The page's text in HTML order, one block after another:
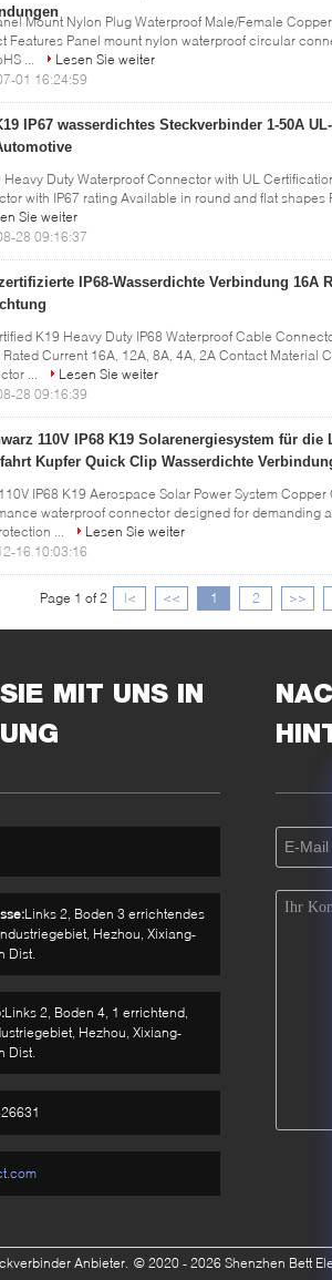
Mount Nylon Plug Waterproof Male/Female
Features Panel mount nylon waterproof circular
...
Lesen Sie weiter
01 16:24:59
IP67 wasserdichtes Steckverbinder 1-50A
Heavy Duty Waterproof Connector with UL
with IP67 rating Available in round and flat shapes
Sie weiter
28 09:16:37
IP68-Wasserdichte Verbindung 16A
K19 Heavy Duty IP68 Waterproof Cable
Rated Current 16A, 12A, 8A, 4A, 2A Contact Material
...
Lesen Sie weiter
28 09:16:39
110V IP68 K19 Solarenergiesystem für die
Kupfer Quick Clip Wasserdichte
IP68 K19 Aerospace Solar Power System
waterproof connector designed for demanding
...
Lesen Sie weiter
16 10:03:16
Page 1 of 2 |< << 1 2 >>
MIT UNS IN
Links 2, Boden 3 errichtendes
Hezhou, Xixiang-
Dist.
Links 2, Boden 4, 1 errichtend,
Hezhou, Xixiang-
Dist.
Anbieter. © 2020 - 2026 Shenzhen Bett